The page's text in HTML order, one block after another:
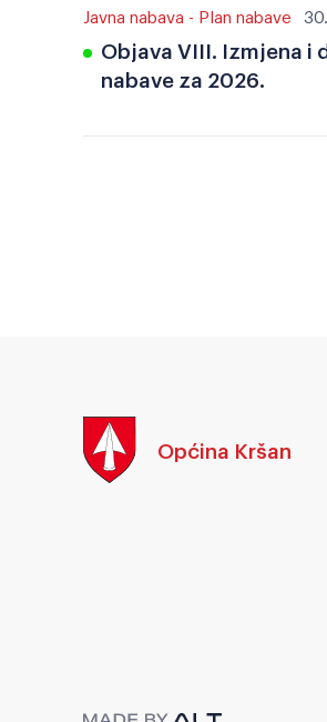
Javna nabava - Plan nabave
Objava VIII. Izmjena i
nabave za 2026.
Općina Kršan